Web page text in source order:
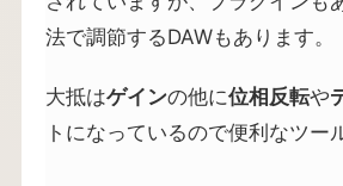
法で調節するDAWもあります。
大抵はゲインの他に位相反転や
トになっているので便利なツー